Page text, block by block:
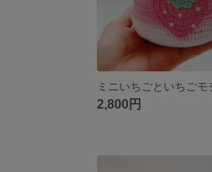
2,800円